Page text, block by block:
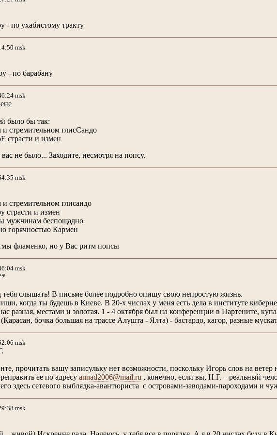
- по ухабистому тракту
msk
- по барабану
msk
было бы так:
и стремительном глисCандо
страсти и измен
не было... Заходите, несмотря на попсу.
msk
и стремительном глисандо
страсти и измен
мужчинам беспощадно
горячностью Кармен
фламенко, но у Вас ритм попсы
msk
тебя слышать! В письме более подробно опишу свою непростую жизнь.
когда ты будешь в Киеве. В 20-х числах у меня есть дела в институте
разная, местами и золотая. 1 - 4 октября был на конференции в Партените,
бочка большая на трассе Алушта - Ялта) - бастардо, кагор, разные
msk
прочитать вашу записульку нет возможности, поскольку Игорь слов на ветер
ее по адресу annad2006@mail.ru , конечно, если вы, Н.Г. – реальный
здесь сетевого выблядка-авантюриста с островами-заводами-пароходами и
msk